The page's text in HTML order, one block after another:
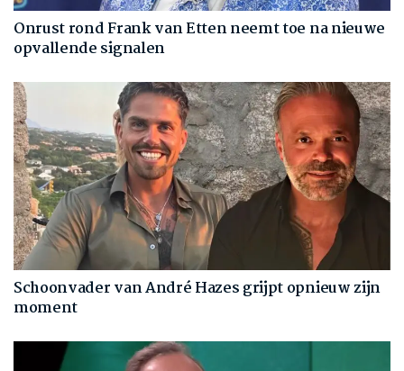
Onrust rond Frank van Etten neemt toe na nieuwe
opvallende signalen
Schoonvader van André Hazes grijpt opnieuw zijn
moment